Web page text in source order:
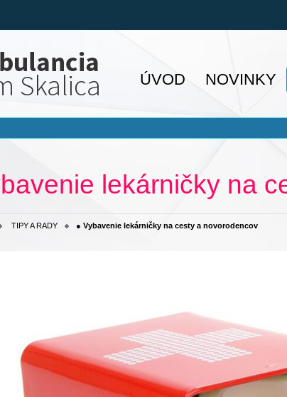
ÚVOD NOVINKY
lekárničky na
TIPY A RADY ● Vybavenie lekárničky na cesty a novorodencov